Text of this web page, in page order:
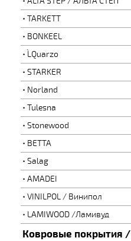
TARKETT
BONKEEL
L`Quarzo
STARKER
Norland
Tulesna
Stonewood
BETTA
Salag
AMADEI
VINILPOL / Винипол
LAMIWOOD /Ламивуд
Ковровые покрытия /